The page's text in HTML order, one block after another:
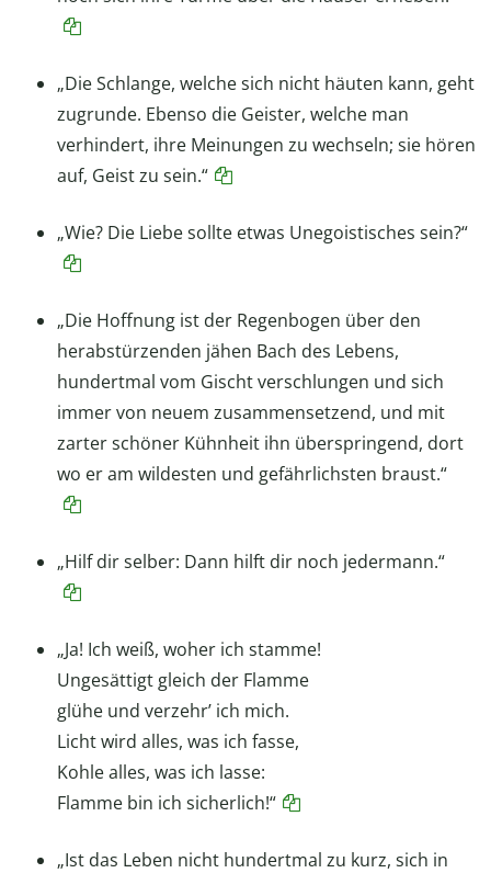
„Die Schlange, welche sich nicht häuten kann, geht
zugrunde. Ebenso die Geister, welche man
verhindert, ihre Meinungen zu wechseln; sie hören
auf, Geist zu sein.“
„Wie? Die Liebe sollte etwas Unegoistisches sein?“
„Die Hoffnung ist der Regenbogen über den
herabstürzenden jähen Bach des Lebens,
hundertmal vom Gischt verschlungen und sich
immer von neuem zusammensetzend, und mit
zarter schöner Kühnheit ihn überspringend, dort
wo er am wildesten und gefährlichsten braust.“
„Hilf dir selber: Dann hilft dir noch jedermann.“
„Ja! Ich weiß, woher ich stamme!
Ungesättigt gleich der Flamme
glühe und verzehr’ ich mich.
Licht wird alles, was ich fasse,
Kohle alles, was ich lasse:
Flamme bin ich sicherlich!“
„Ist das Leben nicht hundertmal zu kurz, sich in